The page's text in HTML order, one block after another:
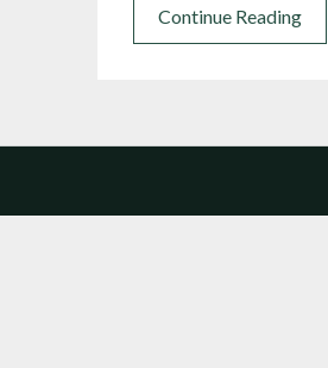
Continue Reading